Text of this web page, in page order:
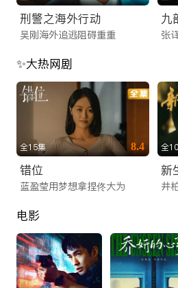
刑警之海外行动
吴刚海外追逃阻碍重重
九
张
✨大热网剧
全15集 8.4
错位
蓝盈莹用梦想拿捏佟大为
全
新
井
电影